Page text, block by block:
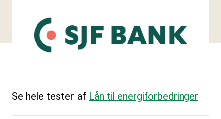
Se hele testen af Lån til energiforbedringer